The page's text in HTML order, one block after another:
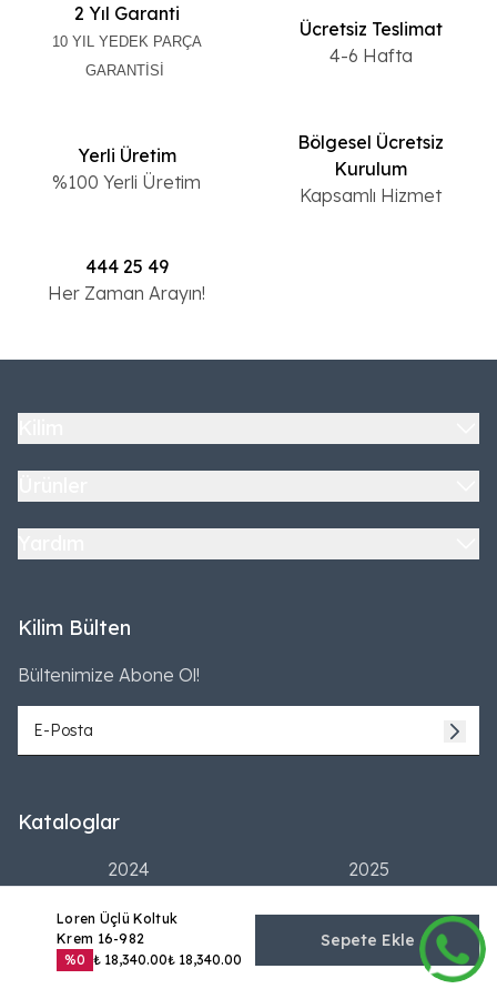
Loren Üçlü Koltuk
Krem 16-982
%0 ₺ 18,340.00₺ 18,340.00
Sepete Ekle
2 Yıl Garanti
10 YIL YEDEK PARÇA
GARANTİSİ
Ücretsiz Teslimat
4-6 Hafta
Yerli Üretim
%100 Yerli Üretim
Bölgesel Ücretsiz
Kurulum
Kapsamlı Hizmet
444 25 49
Her Zaman Arayın!
Kataloglar
2024 2025
Kilim Bülten
Bültenimize Abone Ol!
©2026 Tüm Hakları Saklıdır | Kilim Mobilya